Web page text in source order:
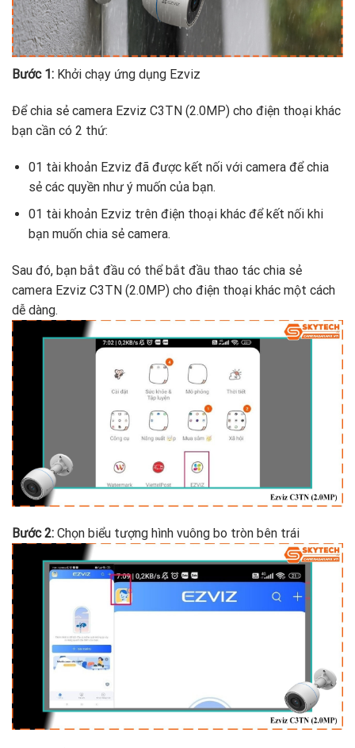
Bước 1: Khởi chạy ứng dụng Ezviz
Để chia sẻ camera Ezviz C3TN (2.0MP) cho điện thoại khác
bạn cần có 2 thứ:
01 tài khoản Ezviz đã được kết nối với camera để chia
sẻ các quyền như ý muốn của bạn.
01 tài khoản Ezviz trên điện thoại khác để kết nối khi
bạn muốn chia sẻ camera.
Sau đó, bạn bắt đầu có thể bắt đầu thao tác chia sẻ
camera Ezviz C3TN (2.0MP) cho điện thoại khác một cách
dễ dàng.
Bước 2: Chọn biểu tượng hình vuông bo tròn bên trái